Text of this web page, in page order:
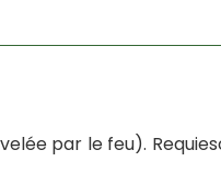
par le feu).